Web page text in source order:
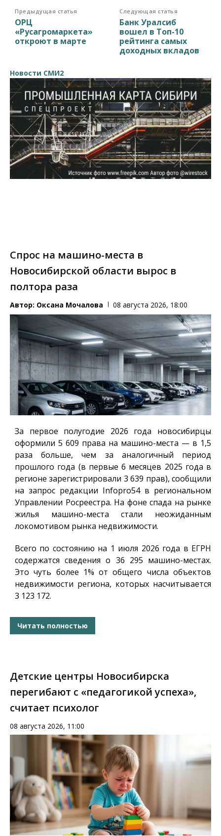
Предыдущая статья
ОРЦ
«Русагромаркета»
откроют в марте
Следующая статья
Банк Уралсиб
вошел в Топ-10
рейтинга самых
доходных вкладов
Новости СМИ2
Спрос на машино-места в
Новосибирской области вырос в
полтора раза
Автор: Оксана Мочалова 08 августа 2026, 18:00
За первое полугодие 2026 года новосибирцы
оформили 5 609 права на машино-места — в 1,5
раза больше, чем за аналогичный период
прошлого года (в первые 6 месяцев 2025 года в
регионе зарегистрировали 3 639 прав), сообщили
на запрос редакции Infopro54в региональном
Управлении Росреестра. На фоне спада на рынке
жилья машино-места стали неожиданным
локомотивом рынка недвижимости.
Всего по состоянию на 1 июля 2026 года в ЕГРН
содержатся сведения о 36 295 машино-местах.
Это чуть более 1% от общего числа объектов
недвижимости региона, которых насчитывается
3 123 172.
Читать полностью
Детские центры Новосибирска
перегибают с «педагогикой успеха»,
считает психолог
08 августа 2026, 11:00